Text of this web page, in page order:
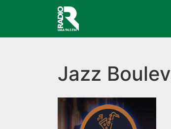
Navegación principal
Jazz